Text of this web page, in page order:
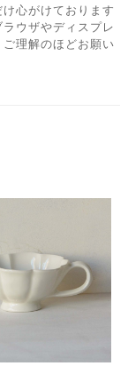
心がけております
ウザやディスプレ
理解のほどお願い